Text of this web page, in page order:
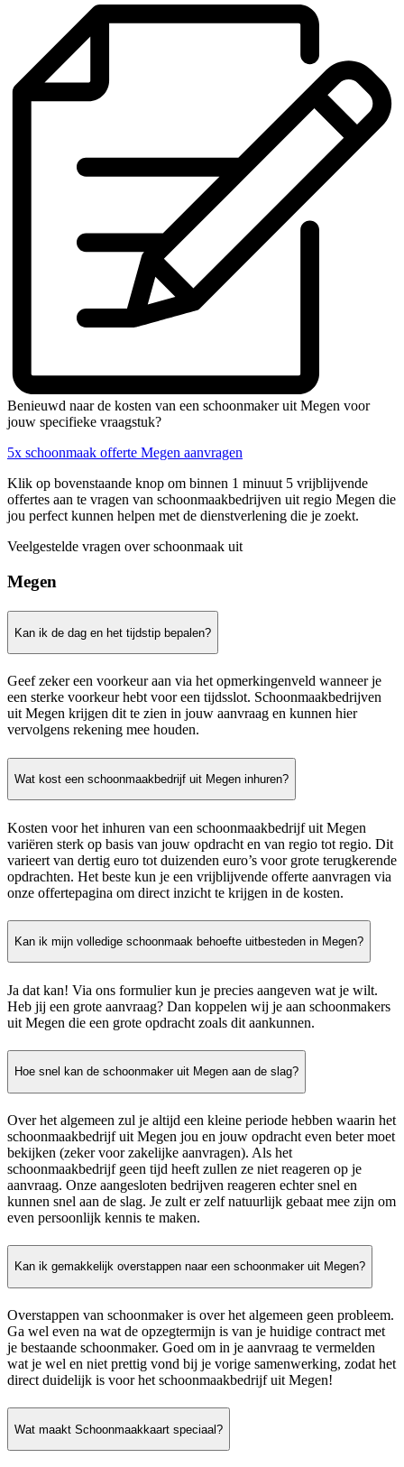
Benieuwd naar de kosten van een schoonmaker uit Megen voor
jouw specifieke vraagstuk?
5x schoonmaak offerte Megen aanvragen
Klik op bovenstaande knop om binnen 1 minuut 5 vrijblijvende
offertes aan te vragen van schoonmaakbedrijven uit regio Megen die
jou perfect kunnen helpen met de dienstverlening die je zoekt.
Veelgestelde vragen over schoonmaak uit
Megen
Kan ik de dag en het tijdstip bepalen?
Geef zeker een voorkeur aan via het opmerkingenveld wanneer je
een sterke voorkeur hebt voor een tijdsslot. Schoonmaakbedrijven
uit Megen krijgen dit te zien in jouw aanvraag en kunnen hier
vervolgens rekening mee houden.
Wat kost een schoonmaakbedrijf uit Megen inhuren?
Kosten voor het inhuren van een schoonmaakbedrijf uit Megen
variëren sterk op basis van jouw opdracht en van regio tot regio. Dit
varieert van dertig euro tot duizenden euro’s voor grote terugkerende
opdrachten. Het beste kun je een vrijblijvende offerte aanvragen via
onze offertepagina om direct inzicht te krijgen in de kosten.
Kan ik mijn volledige schoonmaak behoefte uitbesteden in Megen?
Ja dat kan! Via ons formulier kun je precies aangeven wat je wilt.
Heb jij een grote aanvraag? Dan koppelen wij je aan schoonmakers
uit Megen die een grote opdracht zoals dit aankunnen.
Hoe snel kan de schoonmaker uit Megen aan de slag?
Over het algemeen zul je altijd een kleine periode hebben waarin het
schoonmaakbedrijf uit Megen jou en jouw opdracht even beter moet
bekijken (zeker voor zakelijke aanvragen). Als het
schoonmaakbedrijf geen tijd heeft zullen ze niet reageren op je
aanvraag. Onze aangesloten bedrijven reageren echter snel en
kunnen snel aan de slag. Je zult er zelf natuurlijk gebaat mee zijn om
even persoonlijk kennis te maken.
Kan ik gemakkelijk overstappen naar een schoonmaker uit Megen?
Overstappen van schoonmaker is over het algemeen geen probleem.
Ga wel even na wat de opzegtermijn is van je huidige contract met
je bestaande schoonmaker. Goed om in je aanvraag te vermelden
wat je wel en niet prettig vond bij je vorige samenwerking, zodat het
direct duidelijk is voor het schoonmaakbedrijf uit Megen!
Wat maakt Schoonmaakkaart speciaal?